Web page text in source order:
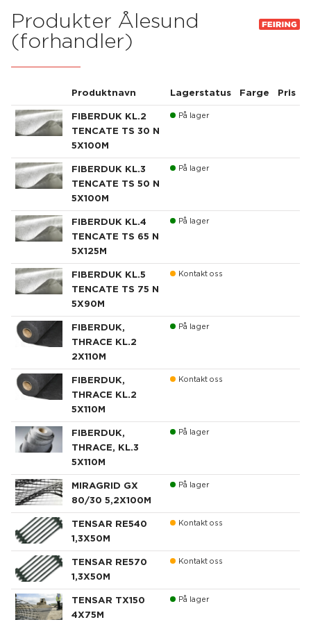
Produkter Ålesund
(forhandler)
Produktnavn Lagerstatus Farge Pris
FIBERDUK KL.2
TENCATE TS 30 N
5X100M
På lager
FIBERDUK KL.3
TENCATE TS 50 N
5X100M
På lager
FIBERDUK KL.4
TENCATE TS 65 N
5X125M
På lager
FIBERDUK KL.5
TENCATE TS 75 N
5X90M
Kontakt oss
FIBERDUK,
THRACE KL.2
2X110M
På lager
FIBERDUK,
THRACE KL.2
5X110M
Kontakt oss
FIBERDUK,
THRACE, KL.3
5X110M
På lager
MIRAGRID GX
80/30 5,2X100M
På lager
TENSAR RE540
1,3X50M
Kontakt oss
TENSAR RE570
1,3X50M
Kontakt oss
TENSAR TX150
4X75M
På lager